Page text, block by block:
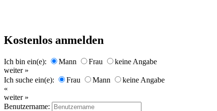
Kostenlos anmelden
Ich bin ein(e): Mann Frau
keine Angabe
weiter »
Ich suche ein(e):
Frau Mann
keine Angabe
«
weiter »
Benutzername: